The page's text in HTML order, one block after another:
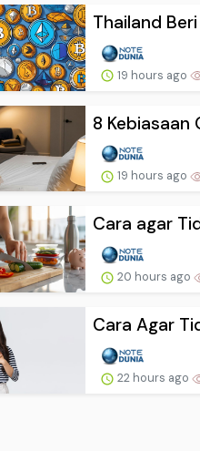
Thailand
19 hours ago
8 Kebiasaan
19 hours ago
Cara agar
20 hours ago
Cara Agar
22 hours ago